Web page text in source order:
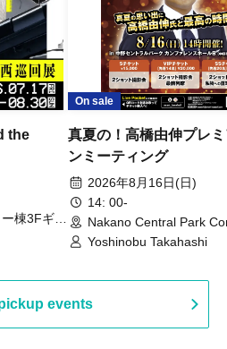
the
棟3Fギャ
On sale
真夏の！高橋由伸プレ
ンミーティング
2026年8月16日(日)
14: 00-
Nakano Central Park
Hall B (Tokyo)
Yoshinobu Takahashi
events